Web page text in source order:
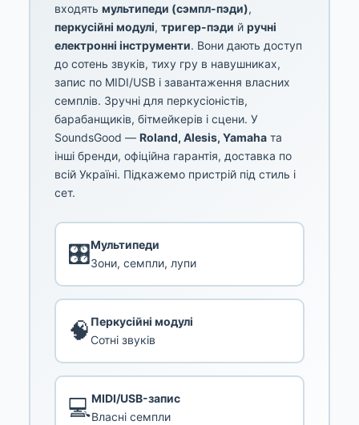
входять мультипеди (сэмпл-пэди),
перкусійні модулі, тригер-пэди й ручні
електронні інструменти. Вони дають доступ
до сотень звуків, тиху гру в навушниках,
запис по MIDI/USB і завантаження власних
семплів. Зручні для перкусіоністів,
барабанщиків, бітмейкерів і сцени. У
SoundsGood — Roland, Alesis, Yamaha та
інші бренди, офіційна гарантія, доставка по
всій Україні. Підкажемо пристрій під стиль і
сет.
🎛️Мультипеди
Зони, семпли, лупи
🧠 Перкусійні модулі
Сотні звуків
💻MIDI/USB-запис
Власні семпли